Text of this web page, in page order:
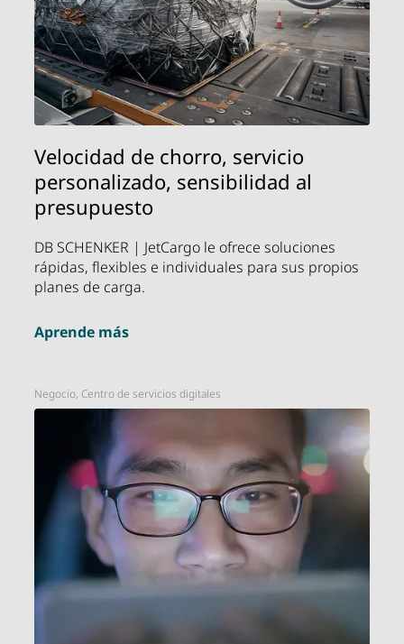
Velocidad de chorro, servicio
personalizado, sensibilidad al
presupuesto
DB SCHENKER | JetCargo le ofrece soluciones
rápidas, flexibles e individuales para sus propios
planes de carga.
Aprende más
Negocio, Centro de servicios digitales